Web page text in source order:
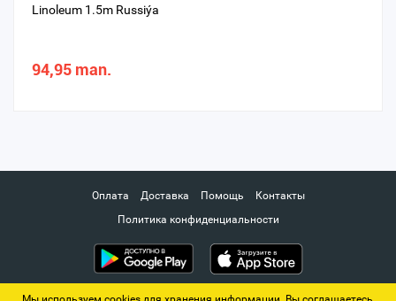
Linoleum 1.5m Russiýa
94,95 man.
Оплата Доставка Помощь
Контакты
Политика конфиденциальности